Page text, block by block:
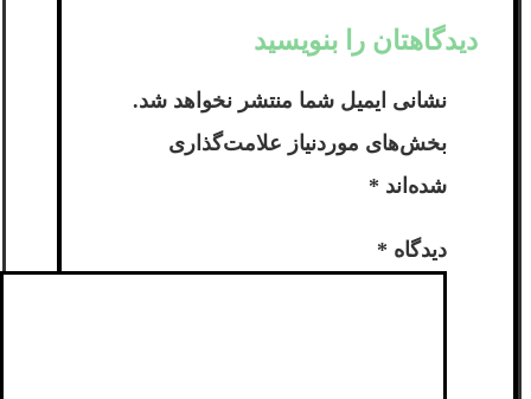
دیدگاهتان را بنویسید
نشانی ایمیل شما منتشر نخواهد شد.
بخش‌های موردنیاز علامت‌گذاری
شده‌اند *
دیدگاه *